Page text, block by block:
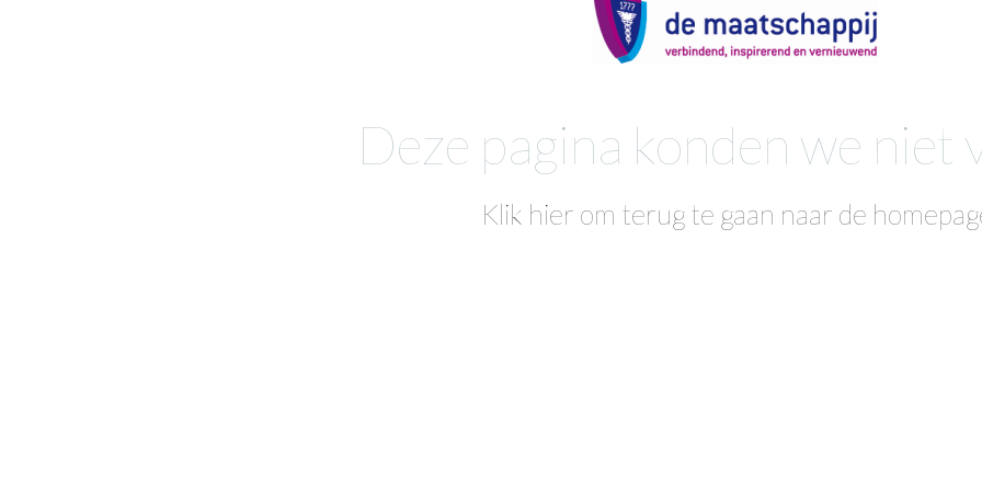
Deze pagina konden we niet
Klik hier om terug te gaan naar de